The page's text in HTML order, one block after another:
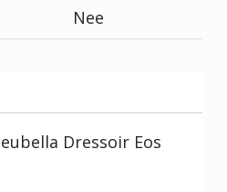
Nee
Dressoir Eos